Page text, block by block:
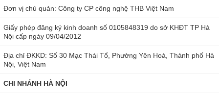
mà sẽ chọn máy đo độ đường có dải đo thích hợp nhất, đáp ứng
0 – 55% Brix thích hợp để đo đường trong hoa quả hoặc các
loại đường đường Maltose, Isomalt.
Đơn vị chủ quản: Công ty CP công nghệ THB Việt Nam
Giấy phép đăng ký kinh doanh số 0105848319 do sở KHĐT TP Hà
Nội cấp ngày 09/04/2012
Địa chỉ ĐKKD: Số 30 Mạc Thái Tổ, Phường Yên Hoà, Thành phố Hà
Nội, Việt Nam
CHI NHÁNH HÀ NỘI